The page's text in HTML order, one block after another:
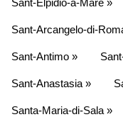
Sant-Arcangelo-di-
Sant-Antimo »
Sant-Anastasia »
Santa-Maria-di-Sala »